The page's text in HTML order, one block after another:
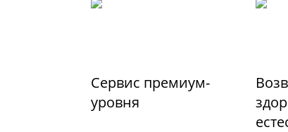
Сервис премиум-
уровня